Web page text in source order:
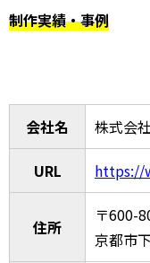
制作実績・事例
会社名 株式会
URL https://
住所
〒600-
京都市